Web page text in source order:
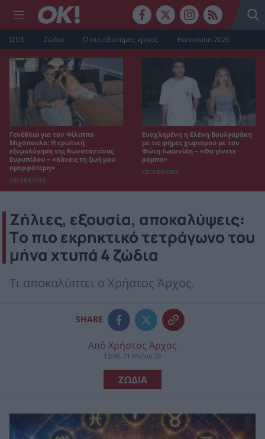
J2US Ζώδια Ο πιο αδύναμος κρίκος Eurovision 2026
Γενέθλια για τον Φίλιππο
Μιχόπουλο: Η ερωτική
εξομολόγηση της Κωνσταντίνας
Ευρυπίδου – «Κάνεις τη ζωή μου
ομορφότερη»
CELEBRITIES
Ενοχλημένη η Ελένη Βουλγαράκη
με τις φήμες χωρισμού με τον
Φώτη Ιωαννίδη – «Θα γίνετε
ρόμπα»
CELEBRITIES
Ζήλιες, εξουσία, αποκαλύψεις:
Tο πιο εκρηκτικό τετράγωνο του
μήνα χτυπά 4 ζώδια
Τι αποκαλύπτει ο Χρήστος Άρχος.
SHARE
Από Χρήστος Άρχος
13:08, 21 Μαΐου 26
ΖΩΔΙΑ